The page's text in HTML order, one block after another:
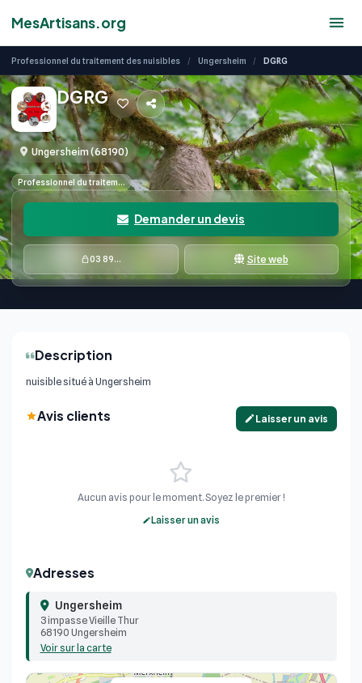
MesArtisans.org
Professionnel du traitement des nuisibles / Ungersheim / DGRG
DGRG
Ungersheim (68190)
Professionnel du traitem…
Demander un devis
03 89... Site web
Description
nuisible situé à Ungersheim
Avis clients Laisser un avis
Aucun avis pour le moment. Soyez le premier !
Laisser un avis
Adresses
Ungersheim
3 impasse Vieille Thur
68190 Ungersheim
Voir sur la carte